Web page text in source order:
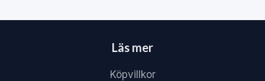
Läs mer
Köpvillkor